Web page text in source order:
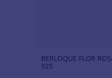
BERLOQUE FLOR
925